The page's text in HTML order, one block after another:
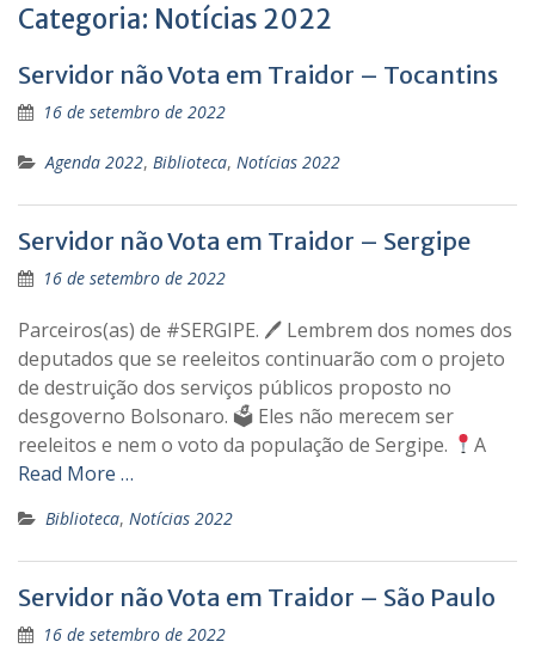
Categoria: Notícias 2022
Servidor não Vota em Traidor – Tocantins
16 de setembro de 2022
Agenda 2022, Biblioteca, Notícias 2022
Servidor não Vota em Traidor – Sergipe
16 de setembro de 2022
Parceiros(as) de #SERGIPE. 🖊 Lembrem dos nomes dos
deputados que se reeleitos continuarão com o projeto
de destruição dos serviços públicos proposto no
desgoverno Bolsonaro. 🗳 Eles não merecem ser
reeleitos e nem o voto da população de Sergipe.
A
Read More …
Biblioteca, Notícias 2022
Servidor não Vota em Traidor – São Paulo
16 de setembro de 2022